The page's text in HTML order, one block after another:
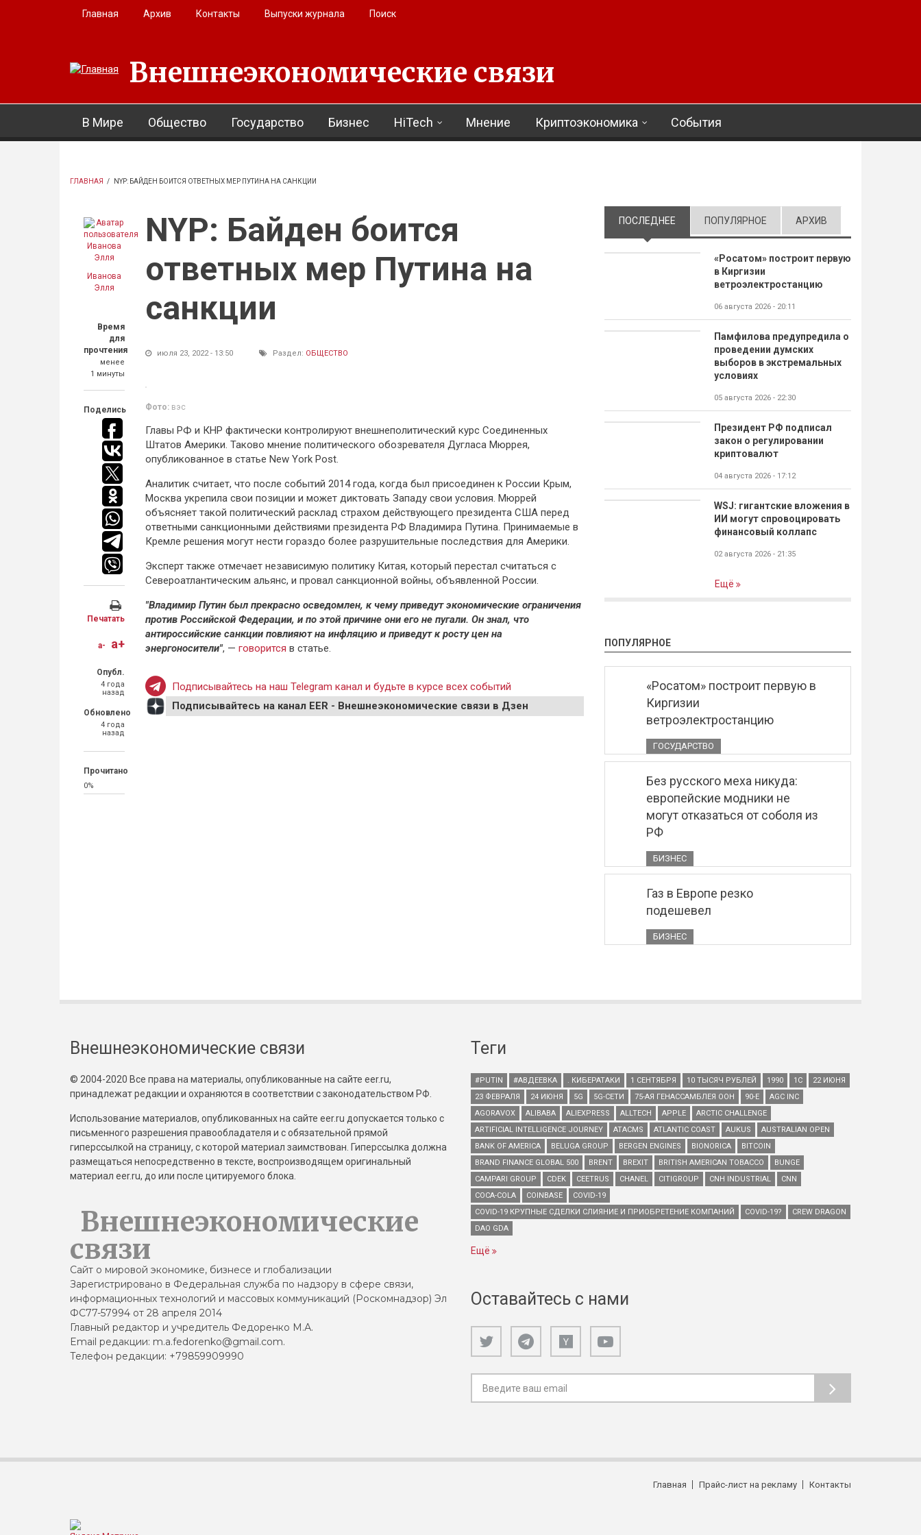
Перейти к основному содержанию
Главная Архив Контакты Выпуски журнала Поиск
Внешнеэкономические связи
В Мире Общество Государство Бизнес HiTech Мнение Криптоэкономика События
ГЛАВНАЯ / NYP: БАЙДЕН БОИТСЯ ОТВЕТНЫХ МЕР ПУТИНА НА САНКЦИИ
Иванова
Элля
Время
для
прочтения
менее
1 минуты
Поделись
Печатать
a- a+
Опубл.
4 года
назад
Обновлено
4 года
назад
Прочитано
0%
NYP: Байден боится
ответных мер Путина на
санкции
июля 23, 2022 - 13:50 Раздел: ОБЩЕСТВО
Фото: вэс
Главы РФ и КНР фактически контролируют внешнеполитический курс Соединенных
Штатов Америки. Таково мнение политического обозревателя Дугласа Мюррея,
опубликованное в статье New York Post.
Аналитик считает, что после событий 2014 года, когда был присоединен к России Крым,
Москва укрепила свои позиции и может диктовать Западу свои условия. Мюррей
объясняет такой политический расклад страхом действующего президента США перед
ответными санкционными действиями президента РФ Владимира Путина. Принимаемые в
Кремле решения могут нести гораздо более разрушительные последствия для Америки.
Эксперт также отмечает независимую политику Китая, который перестал считаться с
Североатлантическим альянс, и провал санкционной войны, объявленной России.
"Владимир Путин был прекрасно осведомлен, к чему приведут экономические ограничения
против Российской Федерации, и по этой причине они его не пугали. Он знал, что
антироссийские санкции повлияют на инфляцию и приведут к росту цен на
энергоносители", — говорится в статье.
Подписывайтесь на наш Telegram канал и будьте в курсе всех событий
Подписывайтесь на канал EER - Внешнеэкономические связи в Дзен
ПОСЛЕДНЕЕ (АКТИВНАЯ ВКЛАДКА)
ПОПУЛЯРНОЕ АРХИВ
«Росатом» построит первую
в Киргизии
ветроэлектростанцию
06 августа 2026 - 20:11
Памфилова предупредила о
проведении думских
выборов в экстремальных
условиях
05 августа 2026 - 22:30
Президент РФ подписал
закон о регулировании
криптовалют
04 августа 2026 - 17:12
WSJ: гигантские вложения в
ИИ могут спровоцировать
финансовый коллапс
02 августа 2026 - 21:35
Ещё
ПОПУЛЯРНОЕ
«Росатом» построит первую в
Киргизии
ветроэлектростанцию
ГОСУДАРСТВО
Без русского меха никуда:
европейские модники не
могут отказаться от соболя из
РФ
БИЗНЕС
Газ в Европе резко
подешевел
БИЗНЕС
Внешнеэкономические связи
© 2004-2020 Все права на материалы, опубликованные на сайте eer.ru,
принадлежат редакции и охраняются в соответствии с законодательством РФ.
Использование материалов, опубликованных на сайте eer.ru допускается только с
письменного разрешения правообладателя и с обязательной прямой
гиперссылкой на страницу, с которой материал заимствован. Гиперссылка должна
размещаться непосредственно в тексте, воспроизводящем оригинальный
материал eer.ru, до или после цитируемого блока.
Внешнеэкономические
связи
Сайт о мировой экономике, бизнесе и глобализации
Зарегистрировано в Федеральная служба по надзору в сфере связи,
информационных технологий и массовых коммуникаций (Роскомнадзор) Эл
ФС77-57994 от 28 апреля 2014
Главный редактор и учредитель Федоренко М.А.
Email редакции: m.a.fedorenko@gmail.com.
Телефон редакции: +79859909990
Теги
#PUTIN #АВДЕЕВКА . КИБЕРАТАКИ 1 СЕНТЯБРЯ 10 ТЫСЯЧ РУБЛЕЙ 1990 1С
22 ИЮНЯ
23 ФЕВРАЛЯ
24 ИЮНЯ 5G 5G-СЕТИ 75-АЯ ГЕНАССАМБЛЕЯ ООН 90-Е
AGC INC
AGORAVOX
ALIBABA ALIEXPRESS ALLTECH APPLE
ARCTIC CHALLENGE
ARTIFICIAL INTELLIGENCE JOURNEY
ATACMS ATLANTIC COAST AUKUS
AUSTRALIAN OPEN
BANK OF AMERICA
BELUGA GROUP BERGEN ENGINES BIONORICA
BITCOIN
BRAND FINANCE GLOBAL 500
BRENT BREXIT BRITISH AMERICAN TOBACCO
BUNGE
CAMPARI GROUP
CDEK CEETRUS CHANEL CITIGROUP CNH INDUSTRIAL
CNN
COCA-COLA
COINBASE
COVID-19
COVID-19 КРУПНЫЕ СДЕЛКИ СЛИЯНИЕ И ПРИОБРЕТЕНИЕ КОМПАНИЙ
COVID-19?
CREW DRAGON
DAO GDA
Ещё
Оставайтесь с нами
Главная Прайс-лист на рекламу Контакты